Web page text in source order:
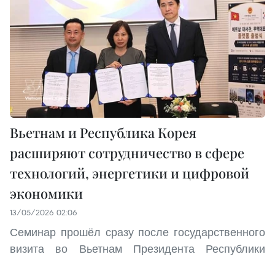
Вьетнам и Республика Корея
расширяют сотрудничество в сфере
технологий, энергетики и цифровой
экономики
13/05/2026 02:06
Семинар прошёл сразу после государственного
визита во Вьетнам Президента Республики